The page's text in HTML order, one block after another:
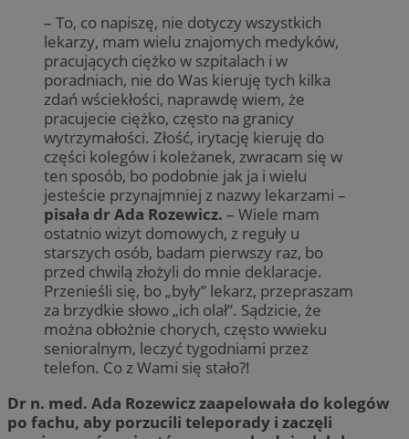
– To, co napiszę, nie dotyczy wszystkich
lekarzy, mam wielu znajomych medyków,
pracujących ciężko w szpitalach i w
poradniach, nie do Was kieruję tych kilka
zdań wściekłości, naprawdę wiem, że
pracujecie ciężko, często na granicy
wytrzymałości. Złość, irytację kieruję do
części kolegów i koleżanek, zwracam się w
ten sposób, bo podobnie jak ja i wielu
jesteście przynajmniej z nazwy lekarzami –
pisała dr Ada Rozewicz. – Wiele mam
ostatnio wizyt domowych, z reguły u
starszych osób, badam pierwszy raz, bo
przed chwilą złożyli do mnie deklaracje.
Przenieśli się, bo „były” lekarz, przepraszam
za brzydkie słowo „ich olał”. Sądzicie, że
można obłożnie chorych, często wwieku
senioralnym, leczyć tygodniami przez
telefon. Co z Wami się stało?!
Dr n. med. Ada Rozewicz zaapelowała do kolegów
po fachu, aby porzucili teleporady i zaczęli